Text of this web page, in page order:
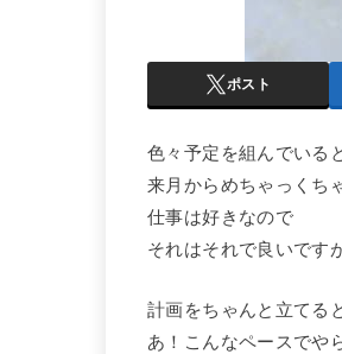
ポスト
色々予定を組んでいる
来月からめちゃっくち
仕事は好きなので
それはそれで良いです
計画をちゃんと立てる
あ！こんなペースでや